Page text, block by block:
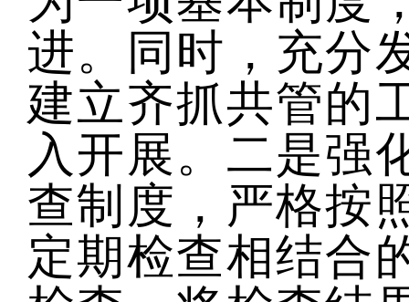
进。同时，充分
建立齐抓共管的
入开展。 二是强
查制度，严格按
定期检查相结合